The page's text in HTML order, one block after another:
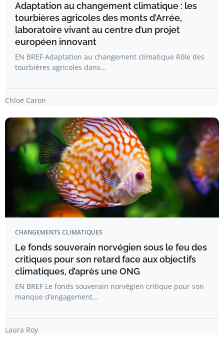
Adaptation au changement climatique : les
tourbières agricoles des monts d’Arrée,
laboratoire vivant au centre d’un projet
européen innovant
EN BREF Adaptation au changement climatique Rôle des
tourbières agricoles dans…
Chloé Caron
CHANGEMENTS CLIMATIQUES
Le fonds souverain norvégien sous le feu des
critiques pour son retard face aux objectifs
climatiques, d’après une ONG
EN BREF Le fonds souverain norvégien critique pour son
manque d’engagement…
Laura Roy